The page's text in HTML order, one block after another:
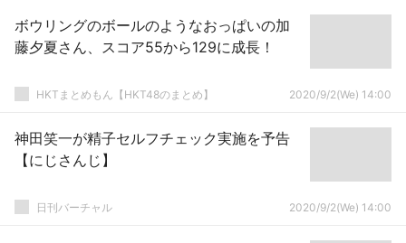
ボウリングのボールのようなおっぱいの加
藤夕夏さん、スコア55から129に成長！
HKTまとめもん【HKT48のまとめ】 2020/9/2(We) 14:00
神田笑一が精子セルフチェック実施を予告
【にじさんじ】
日刊バーチャル 2020/9/2(We) 14:00